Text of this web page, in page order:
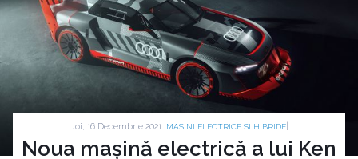
Joi, 16 Decembrie 2021 | MASINI ELECTRICE SI HIBRIDE|
Noua mașină electrică a lui Ken